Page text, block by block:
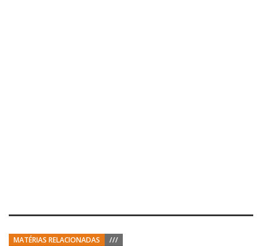
MATÉRIAS RELACIONADAS ///